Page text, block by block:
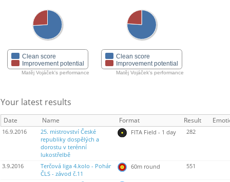
Clean score
Improvement potential
Matěj Vojáček's performance
Clean score
Improvement potential
Matěj Vojáček's performance
Your latest results
Date Name Format Result
16.9.2016
25. mistrovství České
republiky dospělých a
dorostu v terénní
lukostřelbě
FITA Field - 1 day 282
3.9.2016
Terčová liga 4.kolo - Pohár
ČLS - závod č.11
60m round 551